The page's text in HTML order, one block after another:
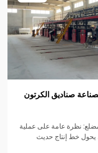
صناديق الكرتون
نظرة عامة على عملية
يحول خط إنتاج حديث